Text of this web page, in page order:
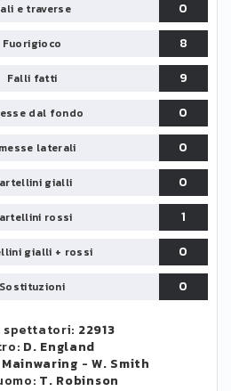
e traverse
0
Fuorigioco
8
Falli fatti
9
dal fondo
0
laterali
0
gialli
0
rossi
1
gialli + rossi
0
Sostituzioni 0
spettatori: 22913
D. England
Mainwaring - W. Smith
T. Robinson